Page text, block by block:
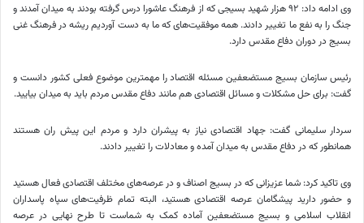
وی ادامه داد: ۹۲ هزار شهید بسیجی که از فرهنگ عاشورا درس گرفته بودند به میدان آمدند و
جنگ را به نفع ما تغییر دادند. همه موفقیت‌های که ما به دست آوردیم ریشه در فرهنگ غنی
بسیج در دوران دفاع مقدس دارد.
رئیس سازمان بسیج مستضعفین مسئله اقتصاد را مهمترین موضوع فعلی کشور دانست و
گفت: برای حل مشکلات و مسائل اقتصادی هم مانند دفاع مقدس مردم باید به میدان بیایید.
سردار سلیمانی گفت: جهاد اقتصادی نیاز به پیشران دارد و مردم این پیش ران هستند
همانطور که در دفاع مقدس به میدان آمده و معادلات را تغییر دادند.
وی تاکید کرد: شما عزیزانی که در بسیج اصناف و در عرصه‌های مختلف اقتصادی فعال هستید
و حضور دارید پیشگامان عرصه اقتصادی هستید، البته تمام ظرفیت‌های سپاه پاسداران
انقلاب اسلامی و بسیج مستضعفین آماده کمک به شماست تا طرح نهایی در عرصه